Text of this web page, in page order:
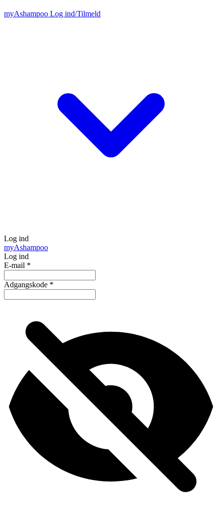
myAshampoo Log ind/Tilmeld
Log ind
myAshampoo
Log ind
E-mail *
Adgangskode *